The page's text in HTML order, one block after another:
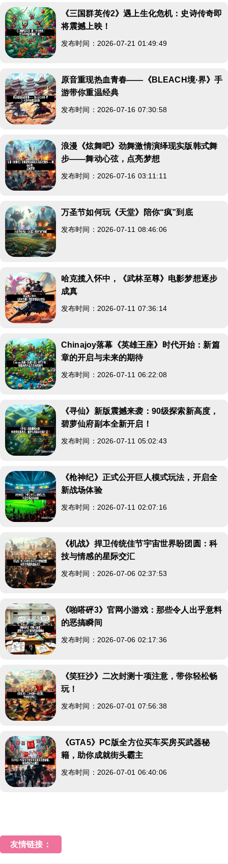
《三国群英传2》遇上生化危机：史诗传奇即
将震撼上映！
发布时间：2026-07-21 01:49:49
原音重现热血青春——《BLEACH境·界》手
游带你重温经典
发布时间：2026-07-16 07:30:58
浪漫《炫舞吧》劲舞激情演绎现实版韩式舞
步——舞动心弦，点亮梦想
发布时间：2026-07-16 03:11:11
万圣节如何玩《天堂》陪你“疯”到底
发布时间：2026-07-11 08:46:06
哈克揽入怀中，《武林至尊》电影梦想逐步
成真
发布时间：2026-07-11 07:36:14
Chinajoy落幕《英雄王座》时代开始：新篇
章的开启与未来的期待
发布时间：2026-07-11 06:22:08
《寻仙》新版震撼来袭：90级探索新高度，
碧萝仙府副本全新开启！
发布时间：2026-07-11 05:02:43
《枪神纪》正式公开巨人模式玩法，开启全
新战场体验
发布时间：2026-07-11 02:07:16
《机战》捍卫传统佳节宇宙世界盼团圆：科
技与情感的星际交汇
发布时间：2026-07-06 02:37:53
《啪嗒砰3》官网小游戏：那些令人出乎意料
的恶搞瞬间
发布时间：2026-07-06 02:17:36
《笑狂沙》二次封测十项注意，带你轻松畅
玩！
发布时间：2026-07-01 07:56:38
《GTA5》PC版全方位买车买房买武器秘
籍，助你成就街头霸主
发布时间：2026-07-01 06:40:06
友情链接：